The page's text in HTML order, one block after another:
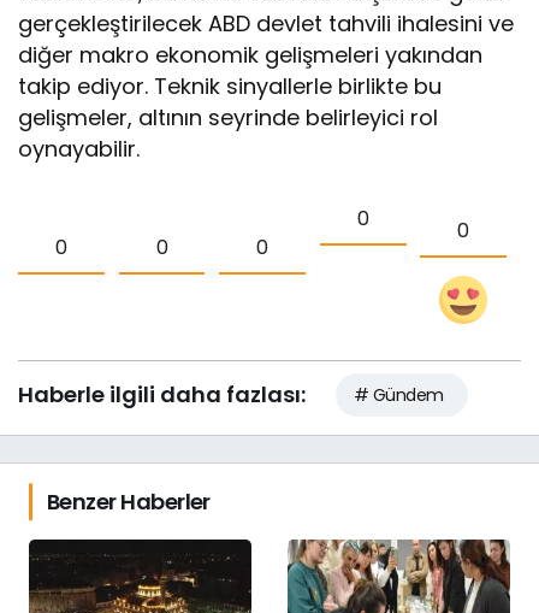
gerçekleştirilecek ABD devlet tahvili ihalesini ve
diğer makro ekonomik gelişmeleri yakından
takip ediyor. Teknik sinyallerle birlikte bu
gelişmeler, altının seyrinde belirleyici rol
oynayabilir.
0 0 0
0 0
Haberle ilgili daha fazlası: # Gündem
Benzer Haberler